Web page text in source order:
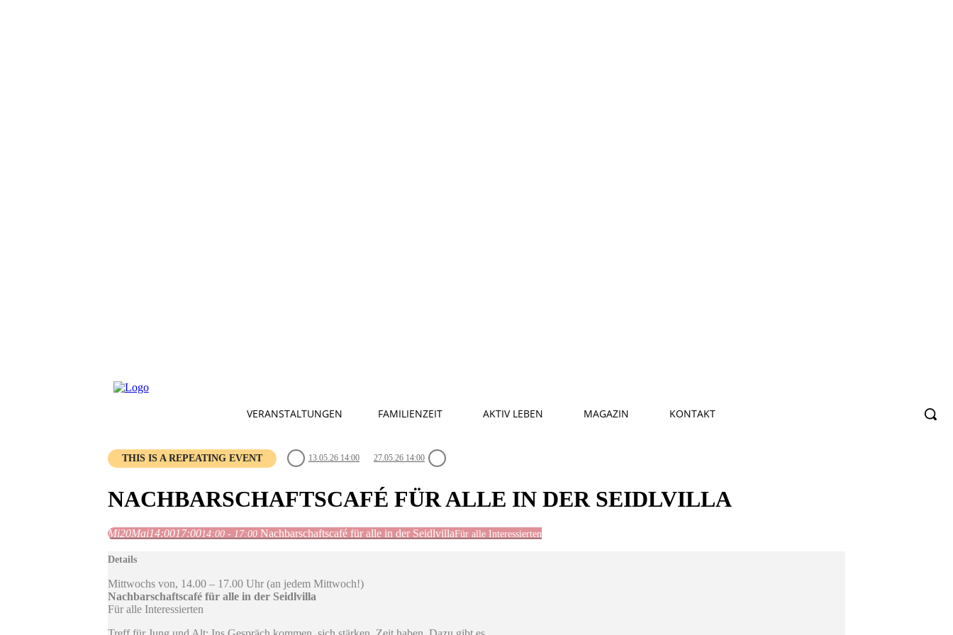
VERANSTALTUNGEN FAMILIENZEIT AKTIV LEBEN MAGAZIN KONTAKT
THIS IS A REPEATING EVENT 13.05.26 14:00 27.05.26 14:00
NACHBARSCHAFTSCAFÉ FÜR ALLE IN DER SEIDLVILLA
Mi20Mai14:0017:0014:00 - 17:00 Nachbarschaftscafé für alle in der SeidlvillaFür alle Interessierten
Details
Mittwochs von, 14.00 – 17.00 Uhr (an jedem Mittwoch!)
Nachbarschaftscafé für alle in der Seidlvilla
Für alle Interessierten